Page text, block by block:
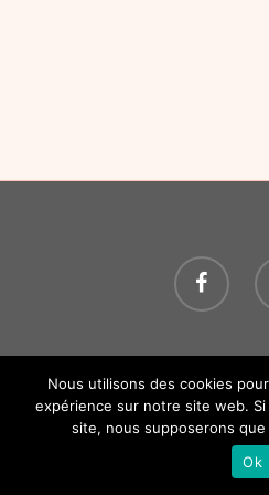
© 2026 O P'TITS SOINS.
Atelier Com' Personne.
Nous utilisons des cookies
expérience sur notre site web.
site, nous supposerons
Ok